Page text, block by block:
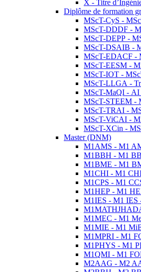
X - Titre
Diplôme de formation
MScT-CyS -
MScT-DDDF -
MScT-DEPP -
MScT-DSAIB -
MScT-EDACF -
MScT-EESM -
MScT-IOT -
MScT-LLGA -
MScT-MaQI - AI
MScT-STEEM -
MScT-TRAI -
MScT-ViCAI -
MScT-XCin -
Master (DNM)
M1AMS - M1
M1BBH - M1
M1BME - M1
M1CHI - M1
M1CPS - M1
M1HEP - M1
M1IES - M1 IES
M1MEC - M1
M1MIE - M1
M1MPRI - M1
M1PHYS - M1
M1QMI - M1
M2AAG - M2